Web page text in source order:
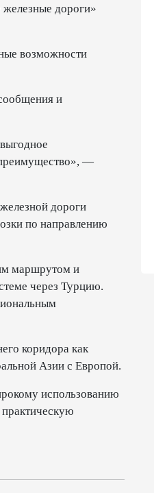
дороги»
возможности
и
преимущество», —
дороги
по направлению
маршрутом и
через Турцию.
коридора как
Азии с Европой.
использованию